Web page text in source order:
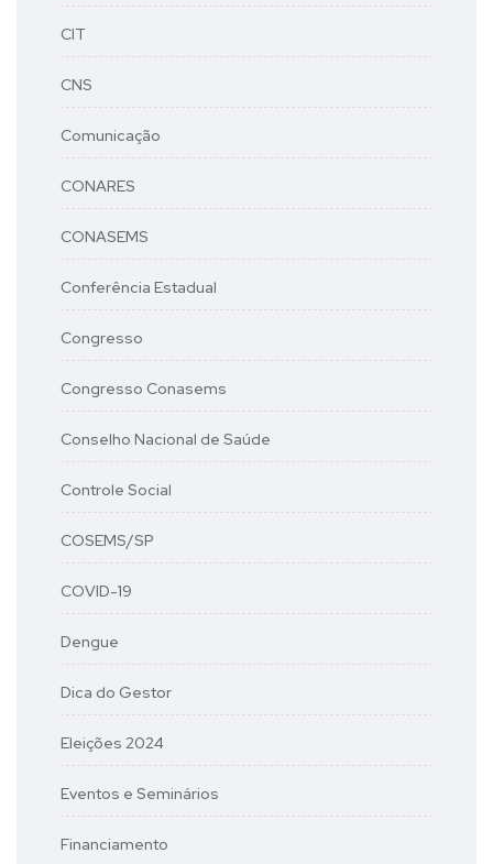
CIT
CNS
Comunicação
CONARES
CONASEMS
Conferência Estadual
Congresso
Congresso Conasems
Conselho Nacional de Saúde
Controle Social
COSEMS/SP
COVID-19
Dengue
Dica do Gestor
Eleições 2024
Eventos e Seminários
Financiamento